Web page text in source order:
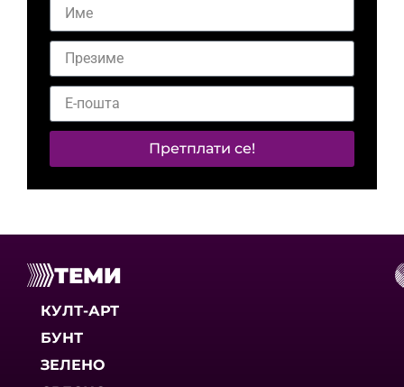
Претплати се!
ТЕМИ
КУЛТ-АРТ
БУНТ
ЗЕЛЕНО